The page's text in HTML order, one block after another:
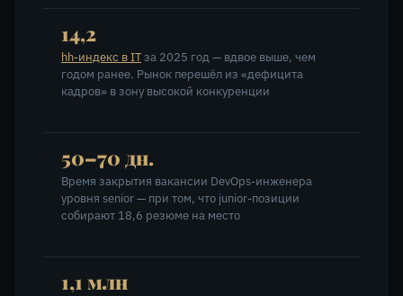
14,2
hh-индекс в ITза 2025 год — вдвое выше, чем
годом ранее. Рынок перешёл из «дефицита
кадров» в зону высокой конкуренции
50–70 дн.
Время закрытия вакансии DevOps-инженера
уровня senior — при том, что junior-позиции
собирают 18,6 резюме на место
1,1 млн